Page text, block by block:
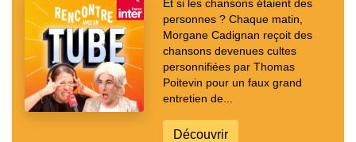
Et si les chansons étaient des
personnes ? Chaque matin,
Morgane Cadignan reçoit des
chansons devenues cultes
personnifiées par Thomas
Poitevin pour un faux grand
entretien de...
Découvrir